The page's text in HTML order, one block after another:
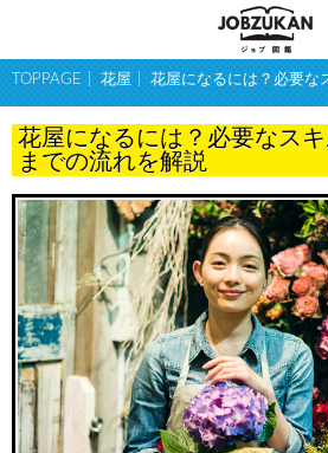
TOPPAGE 花屋 花屋になるには？必要な
花屋になるには？必要なス
までの流れを解説